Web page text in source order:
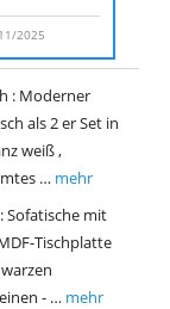
11/2025
: Moderner
als 2 er Set in
weiß ,
… mehr
Sofatische mit
Tischplatte
- … mehr